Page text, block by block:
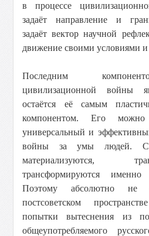
в процессе
задаёт направление и
задаёт вектор научной
движение своими условиями
Последним
цивилизационной войны
остаётся её самым
компонентом. Его можно
универсальный и
войны за умы людей.
материализуются,
трансформируются именно
Поэтому абсолютно не
постсоветском
попытки вытеснения из
общеупотребляемого